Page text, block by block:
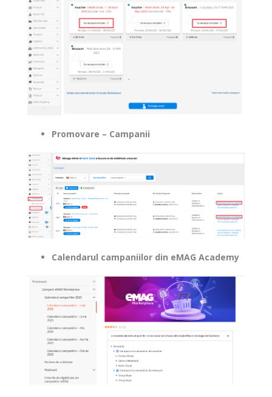
Promovare – Campanii
Calendarul campaniilor din eMAG Academy